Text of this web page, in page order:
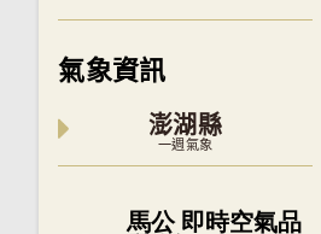
氣象資訊
澎湖縣
一週氣象
內嵌空氣品質小工具為